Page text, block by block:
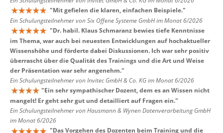
"Mit gefielen die klaren, einfachen Beispiele."
Ein Schulungsteilnehmer von Six Offene Systeme GmbH im Monat 6/2026
"Dr. habil. Klaus Schmaranz bewies tiefe Kenntnisse
im Thema, war auch bei neuesten Entwicklungen auf hochaktueller
Wissenshöhe und förderte dabei Diskussionen. Ich war sehr positiv
überrascht über die Qualität des Trainings und die Art und Weise
der Präsentation war sehr angenehm."
Ein Schulungsteilnehmer von Invitec GmbH & Co. KG im Monat 6/2026
"Ein sehr sympathischer Dozent, dem es an Wissen nicht
mangelt! Er geht sehr gut und detailliert auf Fragen ein."
Ein Schulungsteilnehmer von Hausmann & Wynen Datenverarbeitung GmbH
im Monat 6/2026
"Das Vorgehen des Dozenten beim Training und die